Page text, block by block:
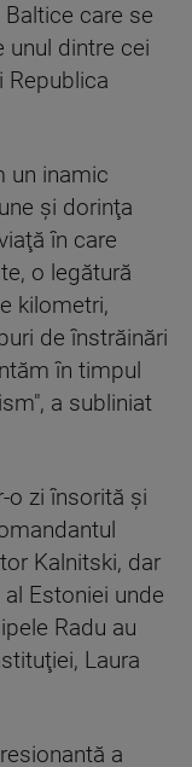
care se
unul dintre cei
Republica
un inamic
şi dorinţa
în care
o legătură
kilometri,
de înstrăinări
în timpul
a subliniat
o zi însorită şi
Kalnitski, dar
Estoniei unde
Radu au
Laura
a